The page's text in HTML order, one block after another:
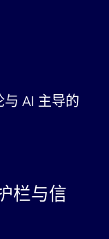
AI 主导的
栏与信